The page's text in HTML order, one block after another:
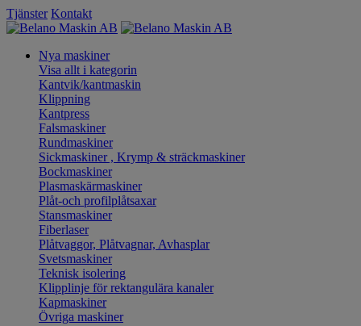
Tjänster Kontakt
Nya maskiner
Visa allt i kategorin
Kantvik/kantmaskin
Klippning
Kantpress
Falsmaskiner
Rundmaskiner
Sickmaskiner , Krymp & sträckmaskiner
Bockmaskiner
Plasmaskärmaskiner
Plåt-och profilplåtsaxar
Stansmaskiner
Fiberlaser
Plåtvaggor, Plåtvagnar, Avhasplar
Svetsmaskiner
Teknisk isolering
Klipplinje för rektangulära kanaler
Kapmaskiner
Övriga maskiner